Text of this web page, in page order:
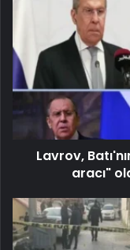
Lavrov,
aracı"